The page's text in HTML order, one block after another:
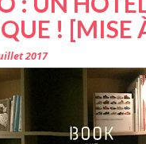
! [MISE
2017